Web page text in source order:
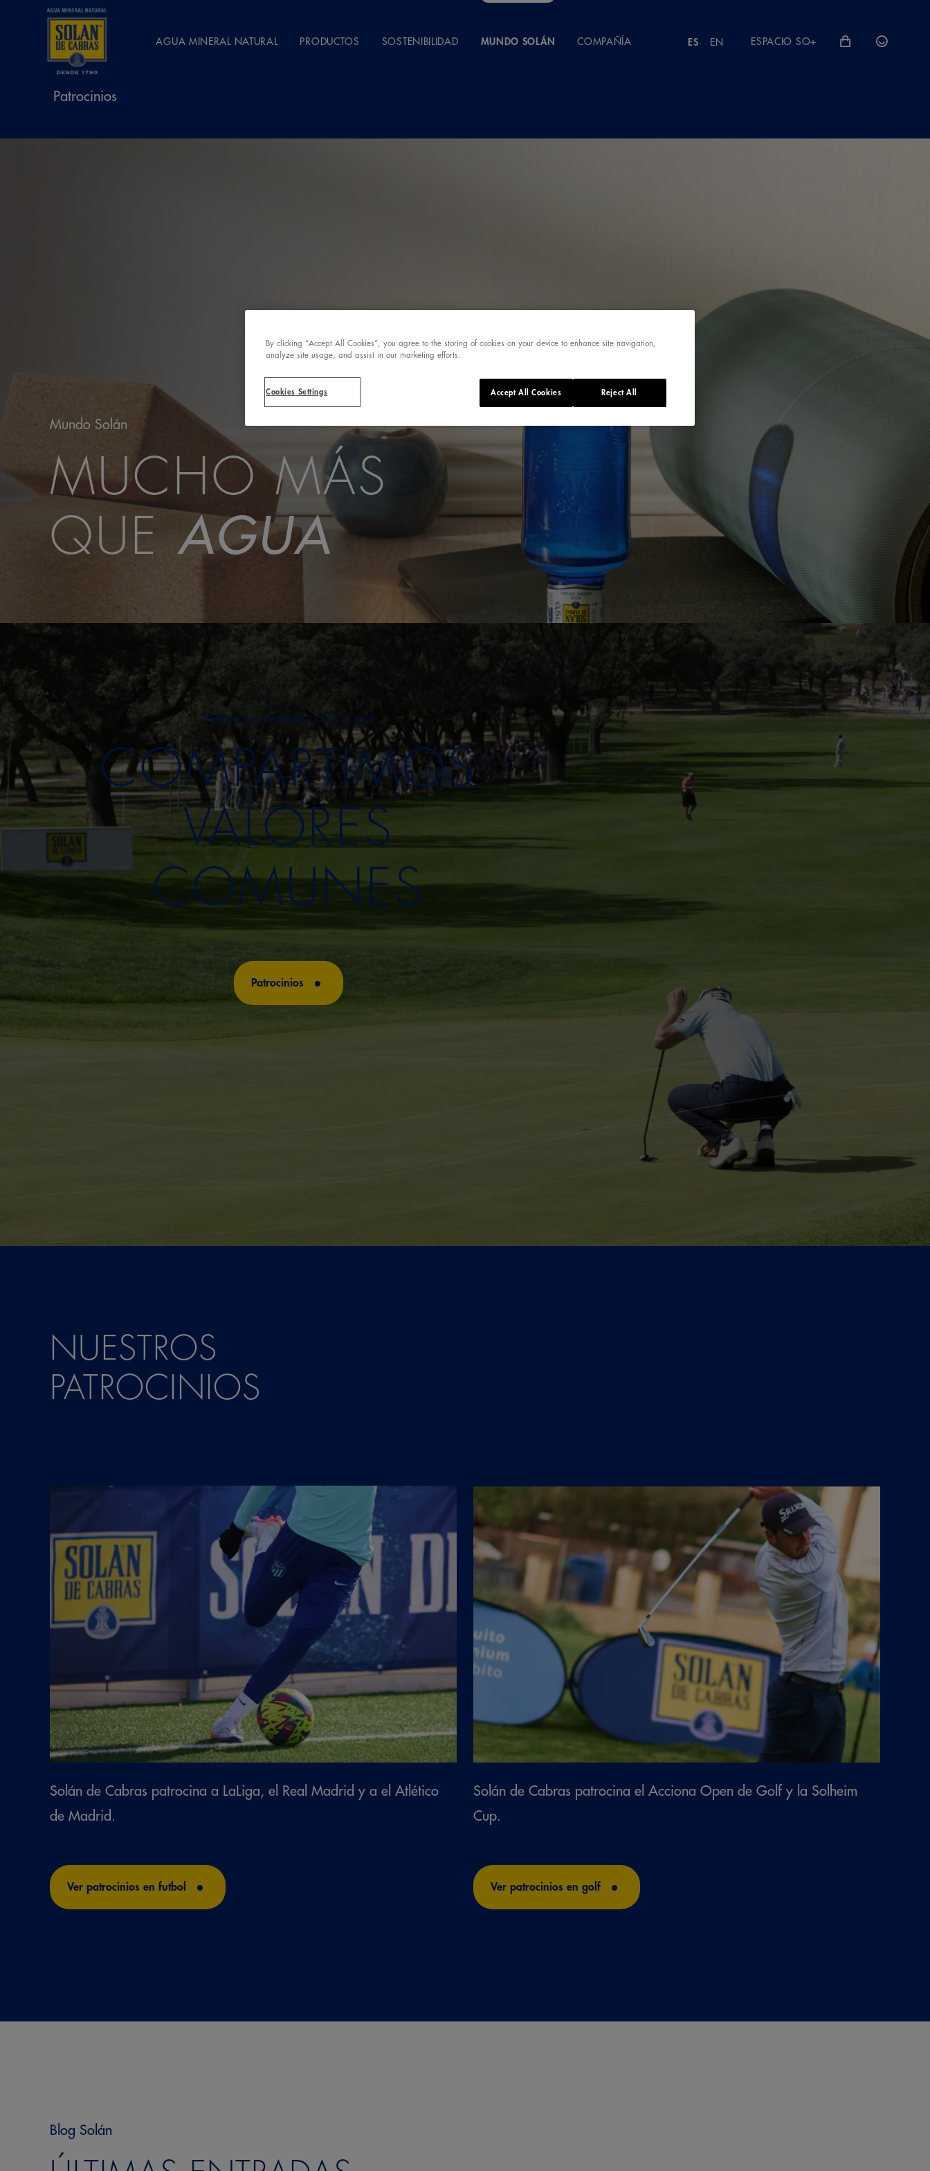
AGUA MINERAL NATURAL PRODUCTOS SOSTENIBILIDAD MUNDO SOLÁN COMPAÑÍA ES EN ESPACIO SO+
Patrocinios
Mundo Solán
MUCHO MÁS
QUE AGUA
Marcas y eventos con las que
COMPARTIMOS
VALORES
COMUNES
Patrocinios
NUESTROS
PATROCINIOS
Solán de Cabras patrocina a LaLiga, el Real Madrid y a el Atlético
de Madrid.
Ver patrocinios en futbol
Solán de Cabras patrocina el Acciona Open de Golf y la Solheim
Cup.
Ver patrocinios en golf
Blog Solán
By clicking “Accept All Cookies”, you agree to the storing of cookies on your device to enhance site navigation,
analyze site usage, and assist in our marketing efforts.
Reject All
Accept All Cookies
Cookies Settings